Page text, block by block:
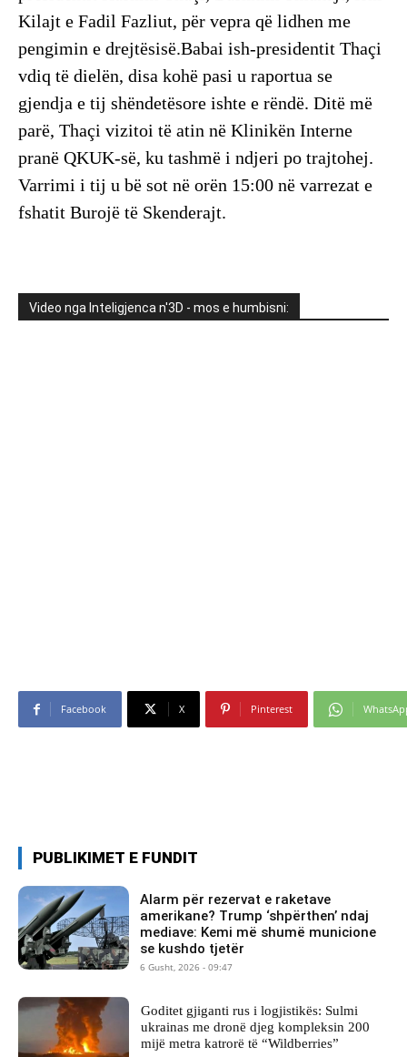
Kilajt e Fadil Fazliut, për vepra që lidhen me
pengimin e drejtësisë.Babai ish-presidentit Thaçi
vdiq të dielën, disa kohë pasi u raportua se
gjendja e tij shëndetësore ishte e rëndë. Ditë më
parë, Thaçi vizitoi të atin në Klinikën Interne
pranë QKUK-së, ku tashmë i ndjeri po trajtohej.
Varrimi i tij u bë sot në orën 15:00 në varrezat e
fshatit Burojë të Skenderajt.
Video nga Inteligjenca n'3D - mos e humbisni:
Facebook X Pinterest
PUBLIKIMET E FUNDIT
Alarm për rezervat e raketave
amerikane? Trump ‘shpërthen’ ndaj
mediave: Kemi më shumë municione
se kushdo tjetër
6 Gusht, 2026 - 09:47
Goditet gjiganti rus i logjistikës: Sulmi
ukrainas me dronë djeg kompleksin 200
mijë metra katrorë të “Wildberries”